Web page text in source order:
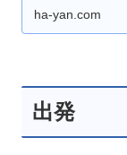
ha-yan.com
出発